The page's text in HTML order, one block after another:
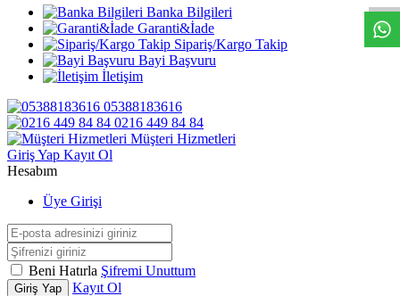
Banka Bilgileri
Garanti&İade
Sipariş/Kargo Takip
Bayi Başvuru
İletişim
05388183616
0216 449 84 84
Müşteri Hizmetleri
Giriş Yap Kayıt Ol
Hesabım
Üye Girişi
Beni Hatırla Şifremi Unuttum
Giriş Yap Kayıt Ol